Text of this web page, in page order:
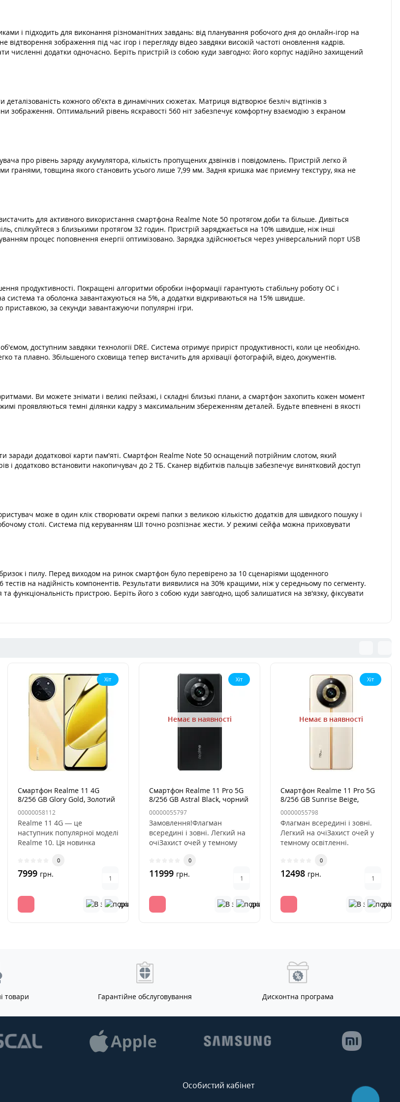
і підходить для виконання різноманітних завдань: від планування робочого дня до онлайн-ігор на
зображення під час ігор і перегляду відео завдяки високій частоті оновлення кадрів.
численні додатки одночасно. Беріть пристрій із собою куди завгодно: його корпус надійно захищений
кожного об'єкта в динамічних сюжетах. Матриця відтворює безліч відтінків з
зображення. Оптимальний рівень яскравості 560 ніт забезпечує комфортну взаємодію з екраном
про рівень заряду акумулятора, кількість пропущених дзвінків і повідомлень. Пристрій легко й
гранями, товщина якого становить усього лише 7,99 мм. Задня кришка має приємну текстуру, яка не
для активного використання смартфона Realme Note 50 протягом доби та більше. Дивіться
спілкуйтеся з близькими протягом 32 годин. Пристрій заряджається на 10% швидше, ніж інші
процес поповнення енергії оптимізовано. Зарядка здійснюється через універсальний порт USB
продуктивності. Покращені алгоритми обробки інформації гарантують стабільну роботу ОС і
система та оболонка завантажуються на 5%, а додатки відкриваються на 15% швидше.
за секунди завантажуючи популярні ігри.
доступним завдяки технології DRE. Система отримує приріст продуктивності, коли це необхідно.
та плавно. Збільшеного сховища тепер вистачить для архівації фотографій, відео, документів.
Ви можете знімати і великі пейзажі, і складні близькі плани, а смартфон захопить кожен момент
проявляються темні ділянки кадру з максимальним збереженням деталей. Будьте впевнені в якості
заради додаткової карти пам'яті. Смартфон Realme Note 50 оснащений потрійним слотом, який
і додатково встановити накопичувач до 2 ТБ. Сканер відбитків пальців забезпечує винятковий доступ
може в один клік створювати окремі папки з великою кількістю додатків для швидкого пошуку і
столі. Система під керуванням ШІ точно розпізнає жести. У режимі сейфа можна приховувати
і пилу. Перед виходом на ринок смартфон було перевірено за 10 сценаріями щоденного
на надійність компонентів. Результати виявилися на 30% кращими, ніж у середньому по сегменту.
функціональність пристрою. Беріть його з собою куди завгодно, щоб залишатися на зв'язку, фіксувати
Хіт
Смартфон Realme 11 4G
8/256 GB Glory Gold, Золотий
00000058112
Realme 11 4G — це
наступник популярної моделі
Realme 10. Ця новинка
0
7999 грн.
Хіт
Немає в наявності
Смартфон Realme 11 Pro 5G
8/256 GB Astral Black, чорний
00000055797
Замовлення!Флагман
всередині і зовні. Легкий на
очіЗахист очей у темному
0
11999 грн.
Хіт
Немає в наявності
Смартфон Realme 11 Pro 5G
8/256 GB Sunrise Beige,
Бежевий
00000055798
Флагман всередині і зовні.
Легкий на очіЗахист очей у
темному освітленні.
0
12498 грн.
товари Гарантійне обслуговування Дисконтна програма
Особистий кабінет